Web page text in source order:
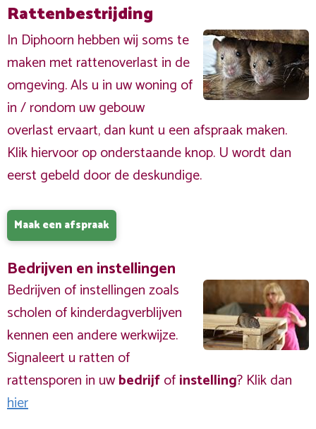
Rattenbestrijding
In Diphoorn hebben wij soms te
maken met rattenoverlast in de
omgeving. Als u in uw woning of
in / rondom uw gebouw
overlast ervaart, dan kunt u een afspraak maken.
Klik hiervoor op onderstaande knop. U wordt dan
eerst gebeld door de deskundige.
Maak een afspraak
Bedrijven en instellingen
Bedrijven of instellingen zoals
scholen of kinderdagverblijven
kennen een andere werkwijze.
Signaleert u ratten of
rattensporen in uwbedrijfofinstelling? Klik dan
hier